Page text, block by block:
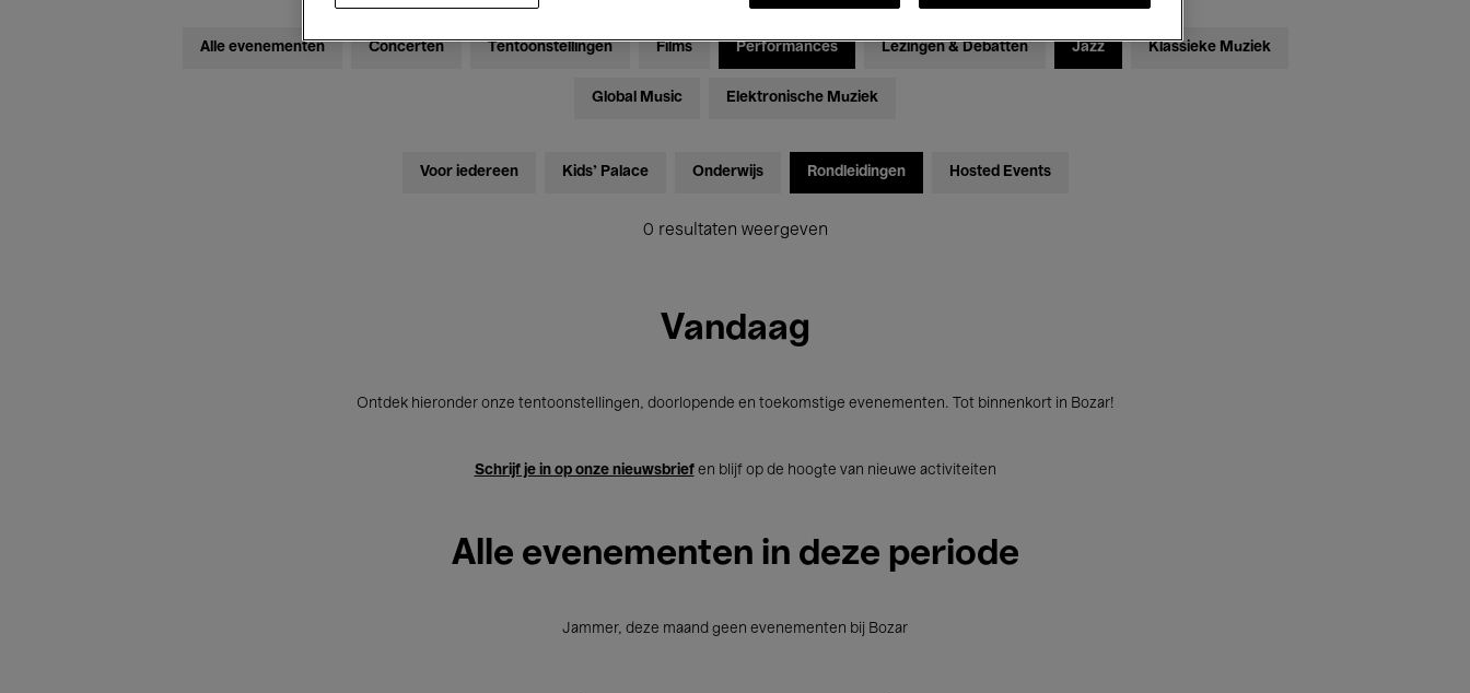
Alle evenementen Concerten Tentoonstellingen Films Performances Lezingen & Debatten Jazz Klassieke Muziek
Global Music Elektronische Muziek
Voor iedereen Kids’ Palace Onderwijs Rondleidingen Hosted Events
0 resultaten weergeven
Vandaag
Ontdek hieronder onze tentoonstellingen, doorlopende en toekomstige evenementen. Tot binnenkort in Bozar!
Schrijf je in op onze nieuwsbriefen blijf op de hoogte van nieuwe activiteiten
Alle evenementen in deze periode
Jammer, deze maand geen evenementen bij Bozar